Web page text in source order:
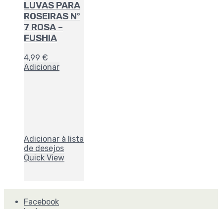
LUVAS PARA
ROSEIRAS Nº
7 ROSA –
FUSHIA
4,99 €
Adicionar
Adicionar à lista
de desejos
Quick View
Facebook